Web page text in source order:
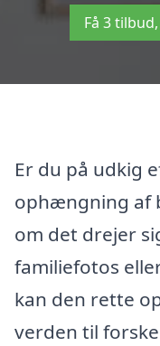
Få 3
Er du på udkig
ophængning af
om det drejer
familiefotos
kan den rette
verden til